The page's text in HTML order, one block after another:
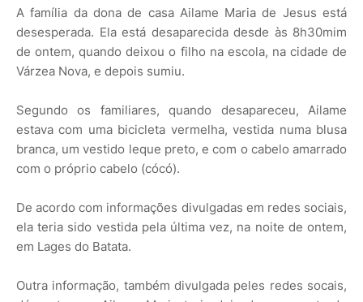
A família da dona de casa Ailame Maria de Jesus está
desesperada. Ela está desaparecida desde às 8h30mim
de ontem, quando deixou o filho na escola, na cidade de
Várzea Nova, e depois sumiu.
Segundo os familiares, quando desapareceu, Ailame
estava com uma bicicleta vermelha, vestida numa blusa
branca, um vestido leque preto, e com o cabelo amarrado
com o próprio cabelo (cócó).
De acordo com informações divulgadas em redes sociais,
ela teria sido vestida pela última vez, na noite de ontem,
em Lages do Batata.
Outra informação, também divulgada peles redes socais,